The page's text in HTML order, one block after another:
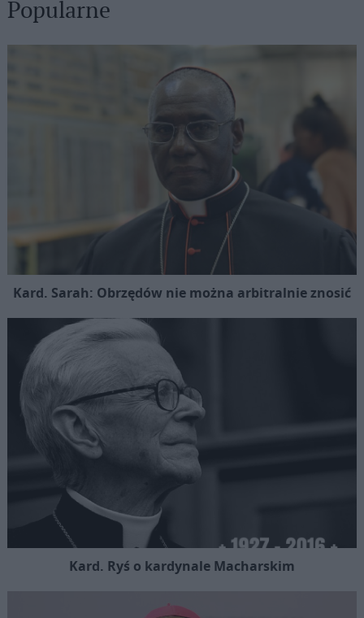
Popularne
Kard. Sarah: Obrzędów nie można arbitralnie znosić
Kard. Ryś o kardynale Macharskim